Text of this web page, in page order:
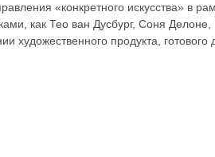
«конкретного искусства» в
как Тео ван Дусбург, Соня
художественного продукта, готового